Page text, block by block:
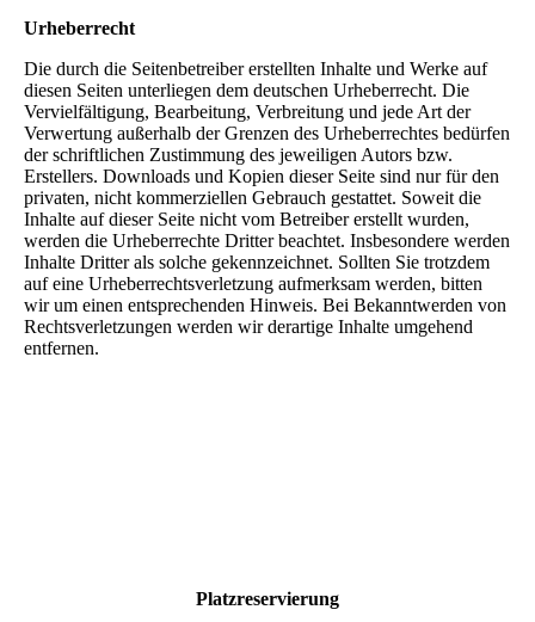
Urheberrecht
Die durch die Seitenbetreiber erstellten Inhalte und Werke auf
diesen Seiten unterliegen dem deutschen Urheberrecht. Die
Vervielfältigung, Bearbeitung, Verbreitung und jede Art der
Verwertung außerhalb der Grenzen des Urheberrechtes bedürfen
der schriftlichen Zustimmung des jeweiligen Autors bzw.
Erstellers. Downloads und Kopien dieser Seite sind nur für den
privaten, nicht kommerziellen Gebrauch gestattet. Soweit die
Inhalte auf dieser Seite nicht vom Betreiber erstellt wurden,
werden die Urheberrechte Dritter beachtet. Insbesondere werden
Inhalte Dritter als solche gekennzeichnet. Sollten Sie trotzdem
auf eine Urheberrechtsverletzung aufmerksam werden, bitten
wir um einen entsprechenden Hinweis. Bei Bekanntwerden von
Rechtsverletzungen werden wir derartige Inhalte umgehend
entfernen.
Platzreservierung